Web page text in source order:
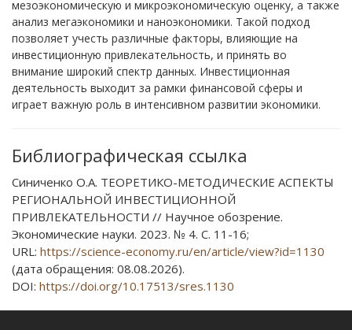
мезоэкономическую и микроэкономическую оценку, а также
анализ мегаэкономики и наноэкономики. Такой подход
позволяет учесть различные факторы, влияющие на
инвестиционную привлекательность, и принять во
внимание широкий спектр данных. Инвестиционная
деятельность выходит за рамки финансовой сферы и
играет важную роль в интенсивном развитии экономики.
Библиографическая ссылка
Синиченко О.А. ТЕОРЕТИКО-МЕТОДИЧЕСКИЕ АСПЕКТЫ
РЕГИОНАЛЬНОЙ ИНВЕСТИЦИОННОЙ
ПРИВЛЕКАТЕЛЬНОСТИ // Научное обозрение.
Экономические науки. 2023. № 4. С. 11-16;
URL: https://science-economy.ru/en/article/view?id=1130
(дата обращения: 08.08.2026).
DOI: https://doi.org/10.17513/sres.1130